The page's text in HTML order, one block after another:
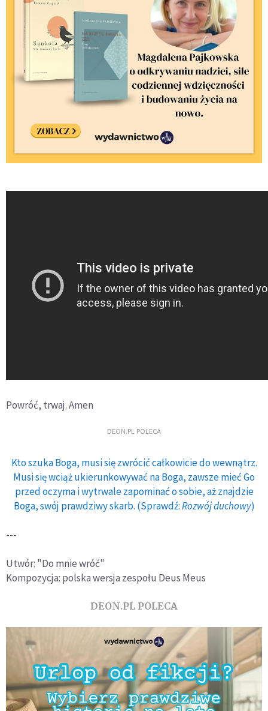
Powróć, trwaj. Amen
DEON.PL POLECA
Kto szuka Boga, musi się zwrócić całkowicie do wewnątrz.
Musi się wciąż ukierunkowywać na Boga, zawsze mieć Go
przed oczyma i wytrwale zapominać o sobie, aż znajdzie
Boga, swój prawdziwy skarb. (Sprawdź:Rozwój duchowy)
---
Utwór: "Do mnie wróć"
Kompozycja: polska wersja zespołu Deus Meus
DEON.PL POLECA